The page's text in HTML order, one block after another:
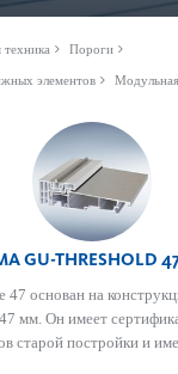
техника Пороги
элементов
THRESHOLD
47 основан на
мм. Он имеет
старой пост­ройки и